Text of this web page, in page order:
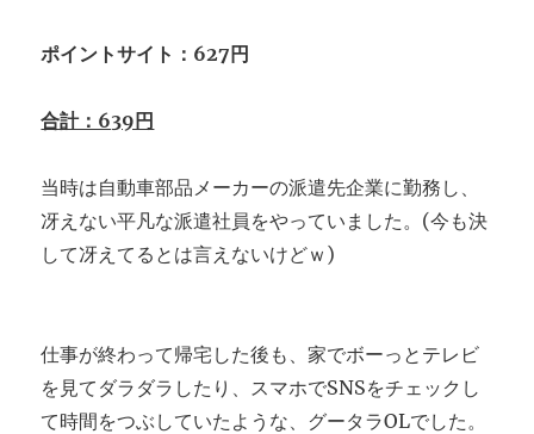
ポイントサイト：627円
合計：639円
当時は自動車部品メーカーの派遣先企業に勤務し、
冴えない平凡な派遣社員をやっていました。(今も決
して冴えてるとは言えないけどｗ)
仕事が終わって帰宅した後も、家でボーっとテレビ
を見てダラダラしたり、スマホでSNSをチェックし
て時間をつぶしていたような、グータラOLでした。